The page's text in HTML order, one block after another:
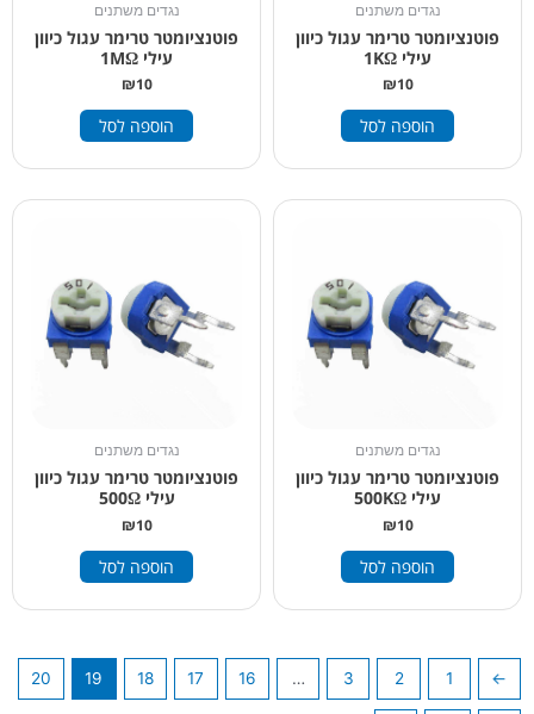
נגדים משתנים
פוטנציומטר טרימר עגול כיוון
עילי 1KΩ
₪10
הוספה לסל
נגדים משתנים
פוטנציומטר טרימר עגול כיוון
עילי 1MΩ
₪10
הוספה לסל
נגדים משתנים
פוטנציומטר טרימר עגול כיוון
עילי 500KΩ
₪10
הוספה לסל
נגדים משתנים
פוטנציומטר טרימר עגול כיוון
עילי 500Ω
₪10
הוספה לסל
→
1
2
3
…
16
17
18
19
20